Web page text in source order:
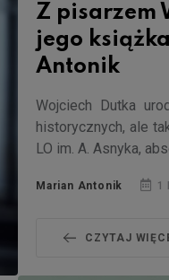
Z pisarzem
jego
Antonik
Wojciech Dutka
historycznych, ale
LO im. A. Asnyka,
Marian Antonik 1
CZYTAJ